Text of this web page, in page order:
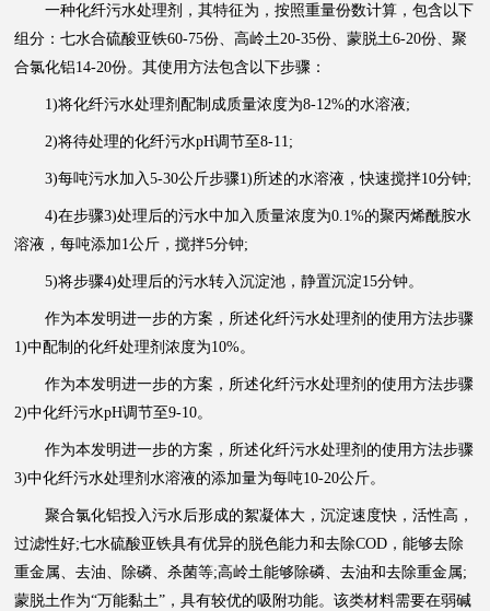
一种化纤污水处理剂，其特征为，按照重量份数计算，包含以下
组分：七水合硫酸亚铁60-75份、高岭土20-35份、蒙脱土6-20份、聚
合氯化铝14-20份。其使用方法包含以下步骤：
1)将化纤污水处理剂配制成质量浓度为8-12%的水溶液;
2)将待处理的化纤污水pH调节至8-11;
3)每吨污水加入5-30公斤步骤1)所述的水溶液，快速搅拌10分钟;
4)在步骤3)处理后的污水中加入质量浓度为0.1%的聚丙烯酰胺水
溶液，每吨添加1公斤，搅拌5分钟;
5)将步骤4)处理后的污水转入沉淀池，静置沉淀15分钟。
作为本发明进一步的方案，所述化纤污水处理剂的使用方法步骤
1)中配制的化纤处理剂浓度为10%。
作为本发明进一步的方案，所述化纤污水处理剂的使用方法步骤
2)中化纤污水pH调节至9-10。
作为本发明进一步的方案，所述化纤污水处理剂的使用方法步骤
3)中化纤污水处理剂水溶液的添加量为每吨10-20公斤。
聚合氯化铝投入污水后形成的絮凝体大，沉淀速度快，活性高，
过滤性好;七水硫酸亚铁具有优异的脱色能力和去除COD，能够去除
重金属、去油、除磷、杀菌等;高岭土能够除磷、去油和去除重金属;
蒙脱土作为“万能黏土”，具有较优的吸附功能。该类材料需要在弱碱